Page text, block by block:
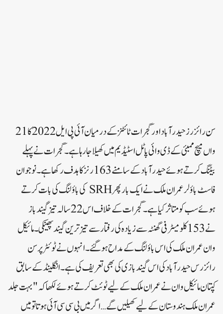
سن رائزرز حیدرآباد اور گجرات ٹائٹنز کے درمیان آئی پی ایل 2022 کا 21
واں میچ ممبئی کے ڈی وائی پاٹل اسٹیڈیم میں کھیلا جا رہا ہے۔ گجرات نے پہلے
بیٹنگ کرتے ہوئے حیدرآباد کے سامنے 163 رنز کا ہدف رکھا ہے۔ نوجوان
فاسٹ باؤلر عمران ملک نے ایک بار پھر SRH کی باؤلنگ کی بات کرتے
ہوئے سب کو متاثر کیا ہے۔ گجرات کے خلاف اس 22 سالہ تیز گیند باز
نے 153 کلومیٹر فی گھنٹہ سے زیادہ کی رفتار سے تیز ترین گیند پھینکی۔ مائیکل
وان عمران ملک کی اس باؤلنگ کے مداح ہو گئے۔ انہوں نے ٹوئٹر پر سن
رائزرس حیدرآباد کی اس گیند بازی کی بھی تعریف کی ہے۔انگلینڈ کے سابق
کپتان مائیکل وان نے عمران ملک کے لیے ٹوئٹ کرتے ہوئے لکھا کہ "بہت جلد
عمران ملک ہندوستان کے لیے کھیلیں گے… اگر میں بی سی سی آئی ہوتا تو میں